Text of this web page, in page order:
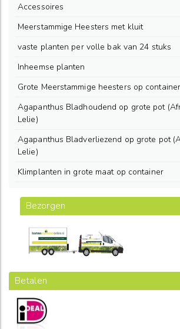
Accessoires
Meerstammige Heesters met kluit
vaste planten per volle bak van 24 stuks
Inheemse planten
Grote Meerstammige heesters op container
Agapanthus Bladhoudend op grote pot
Lelie)
Agapanthus Bladverliezend op grote pot
Lelie)
Klimplanten in grote maat op container
Bezorgen
Betalen